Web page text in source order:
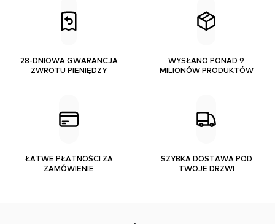
28-DNIOWA GWARANCJA
ZWROTU PIENIĘDZY
WYSŁANO PONAD 9
MILIONÓW PRODUKTÓW
ŁATWE PŁATNOŚCI ZA
ZAMÓWIENIE
SZYBKA DOSTAWA POD
TWOJE DRZWI